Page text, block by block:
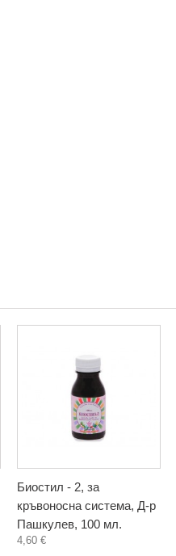
Биостил - 2, за
кръвоносна система, Д-р
Пашкулев, 100 мл.
4,60 €